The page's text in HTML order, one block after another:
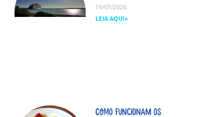
16/07/2026
LEIA AQUI»
Como funcionam os